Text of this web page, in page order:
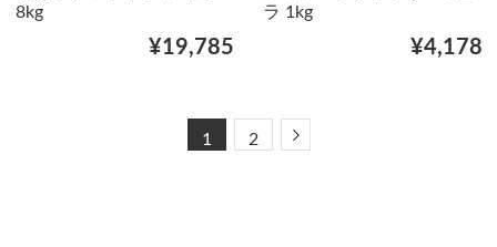
8kg
¥19,785
ラ 1kg
¥4,178
1 2 Next